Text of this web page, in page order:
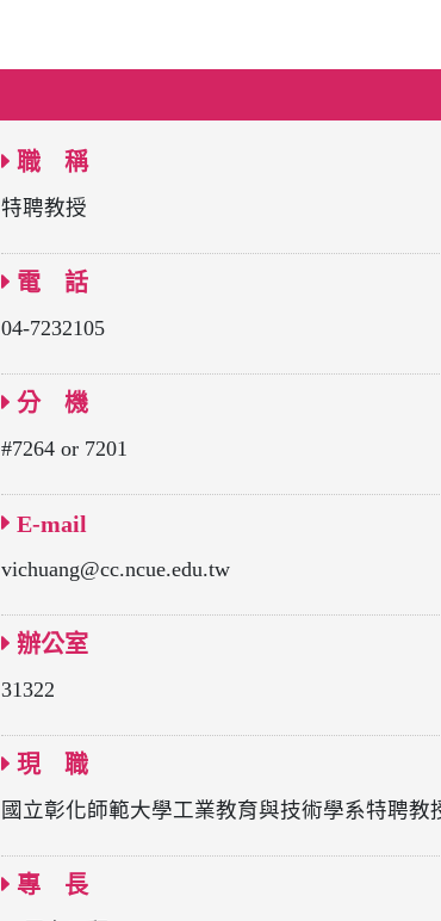
職 稱
特聘教授
電 話
04-7232105
分 機
#7264 or 7201
E-mail
vichuang@cc.ncue.edu.tw
辦公室
31322
現 職
國立彰化師範大學工業教育與技術學系特聘教
專 長